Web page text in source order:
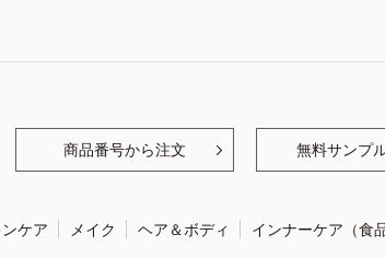
商品番号から注文 無料サンプ
ケア メイク ヘア＆ボディ インナーケア（食品